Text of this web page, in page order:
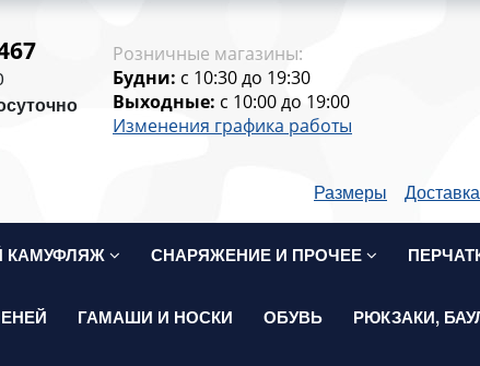
Розничные магазины:
Будни: c 10:30 до 19:30
Выходные: c 10:00 до 19:00
Изменения графика работы
Размеры
КАМУФЛЯЖ СНАРЯЖЕНИЕ И ПРОЧЕЕ
ГАМАШИ И НОСКИ ОБУВЬ РЮКЗАКИ,